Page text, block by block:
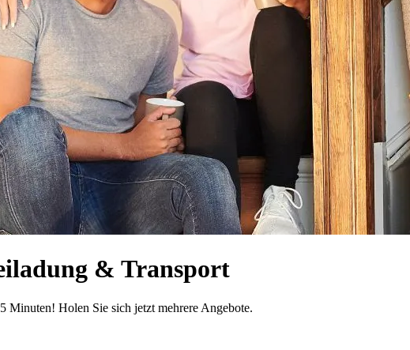
& Transport
Minuten! Holen Sie sich jetzt mehrere Angebote.